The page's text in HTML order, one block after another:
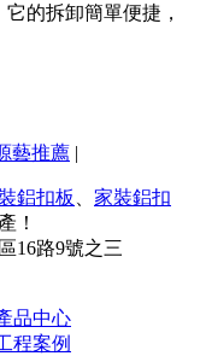
的拆卸簡單便捷，
藝推薦 |
鋁扣板
家裝鋁扣
！
16路9號之三
品中心
程案例